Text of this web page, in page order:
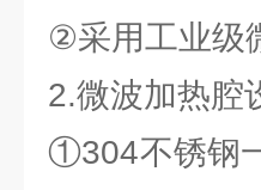
②采用工业级
2.微波加热腔
①304不锈钢